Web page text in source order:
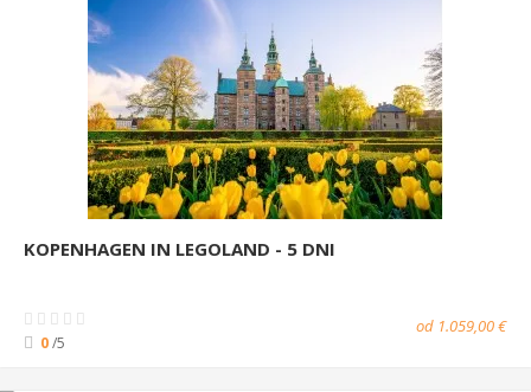
KOPENHAGEN IN LEGOLAND - 5 DNI
0/5
od 1.059,00 €